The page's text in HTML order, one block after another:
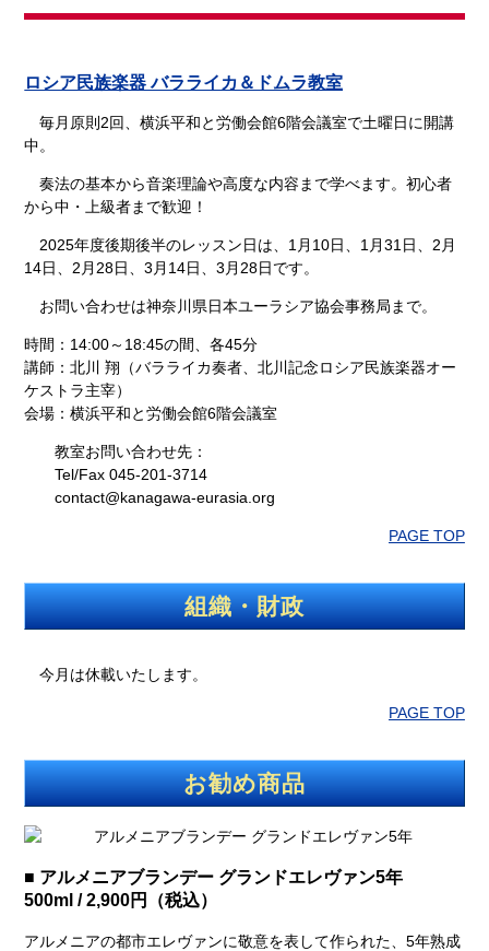
ロシア民族楽器 バラライカ＆ドムラ教室
毎月原則2回、横浜平和と労働会館6階会議室で土曜日に開講
中。
奏法の基本から音楽理論や高度な内容まで学べます。初心者
から中・上級者まで歓迎！
2025年度後期後半のレッスン日は、1月10日、1月31日、2月
14日、2月28日、3月14日、3月28日です。
お問い合わせは神奈川県日本ユーラシア協会事務局まで。
時間：14:00～18:45の間、各45分
講師：北川 翔（バラライカ奏者、北川記念ロシア民族楽器オー
ケストラ主宰）
会場：横浜平和と労働会館6階会議室
教室お問い合わせ先：
Tel/Fax 045-201-3714
contact@kanagawa-eurasia.org
PAGE TOP
組織・財政
今月は休載いたします。
PAGE TOP
お勧め商品
■ アルメニアブランデー グランドエレヴァン5年
500ml / 2,900円（税込）
アルメニアの都市エレヴァンに敬意を表して作られた、5年熟成